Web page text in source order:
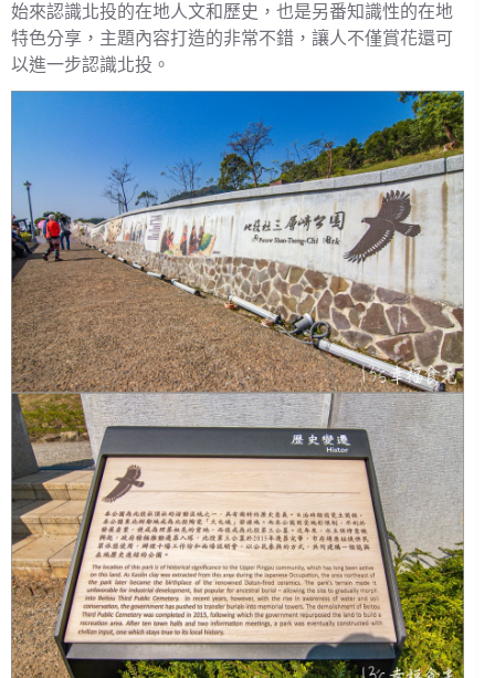
始來認識北投的在地人文和歷史，也是另番知識性的在地
特色分享，主題內容打造的非常不錯，讓人不僅賞花還可
以進一步認識北投。